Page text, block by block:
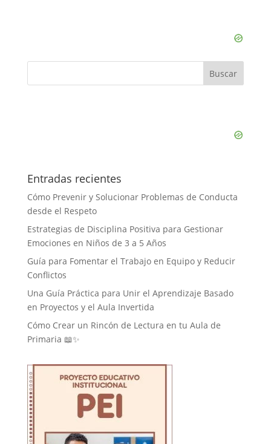
Entradas recientes
Cómo Prevenir y Solucionar Problemas de Conducta
desde el Respeto
Estrategias de Disciplina Positiva para Gestionar
Emociones en Niños de 3 a 5 Años
Guía para Fomentar el Trabajo en Equipo y Reducir
Conflictos
Una Guía Práctica para Unir el Aprendizaje Basado
en Proyectos y el Aula Invertida
Cómo Crear un Rincón de Lectura en tu Aula de
Primaria 📖✨